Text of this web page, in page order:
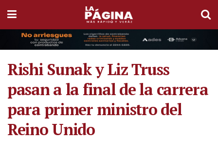
Rishi Sunak y Liz Truss
pasan a la final de la carrera
para primer ministro del
Reino Unido